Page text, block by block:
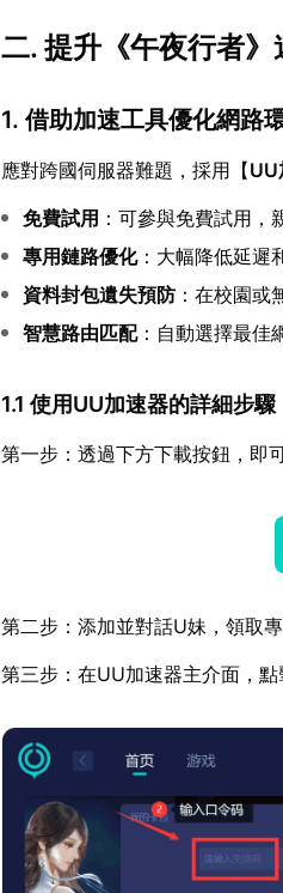
二. 提升《午夜行者
1. 借助加速工具優化網路
應對跨國伺服器難題，採用【UU
免費試用 ：可參與免費試用，
專用鏈路優化：大幅降低延遲
資料封包遺失預防：在校園或
智慧路由匹配：自動選擇最佳
1.1 使用UU加速器的詳細步驟
第一步：透過下方下載按鈕，即
第二步：添加並對話U妹，領取專
第三步：在UU加速器主介面，